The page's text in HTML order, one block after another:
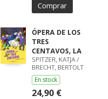
Comprar
ÓPERA DE LOS
TRES
CENTAVOS, LA
SPITZER, KATJA /
BRECHT, BERTOLT
En stock
24,90 €